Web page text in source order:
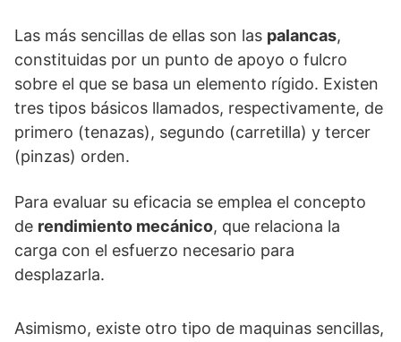
Las más sencillas de ellas son las palancas,
constituidas por un punto de apoyo o fulcro
sobre el que se basa un elemento rígido. Existen
tres tipos básicos llamados, respectivamente, de
primero (tenazas), segundo (carretilla) y tercer
(pinzas) orden.
Para evaluar su eficacia se emplea el concepto
de rendimiento mecánico, que relaciona la
carga con el esfuerzo necesario para
desplazarla.
Asimismo, existe otro tipo de maquinas sencillas,